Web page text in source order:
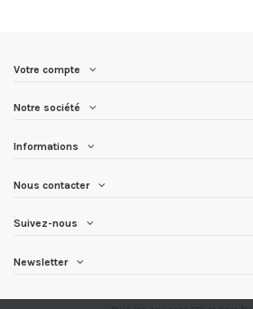
Votre compte
Notre société
Informations
Nous contacter
Suivez-nous
Newsletter